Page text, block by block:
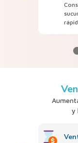
y